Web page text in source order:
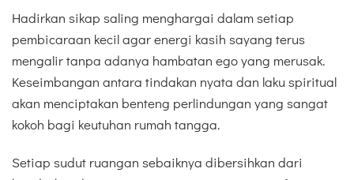
Hadirkan sikap saling menghargai dalam setiap
pembicaraan kecil agar energi kasih sayang terus
mengalir tanpa adanya hambatan ego yang merusak.
Keseimbangan antara tindakan nyata dan laku spiritual
akan menciptakan benteng perlindungan yang sangat
kokoh bagi keutuhan rumah tangga.
Setiap sudut ruangan sebaiknya dibersihkan dari